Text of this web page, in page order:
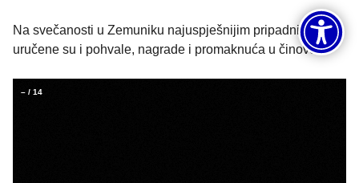
Na svečanosti u Zemuniku najuspješnijim pripadnicima
uručene su i pohvale, nagrade i promaknuća u činove.
– / 14